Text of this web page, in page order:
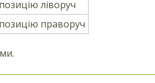
ліворуч
праворуч